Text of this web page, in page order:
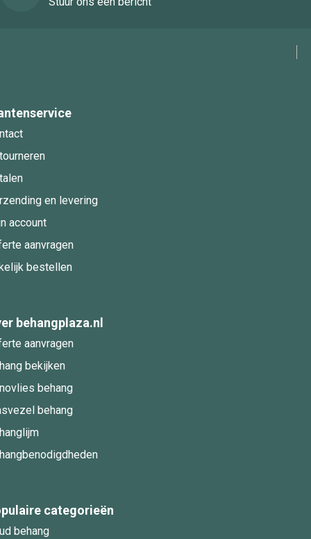
en levering
account
aanvragen
bestellen
behangplaza.nl
aanvragen
bekijken
behang
behang
categorieën
behang